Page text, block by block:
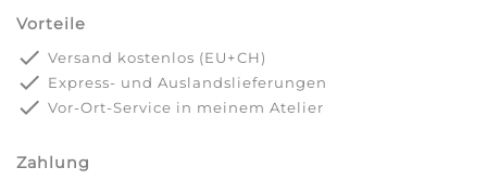
Vorteile
done Versand kostenlos (EU+CH)
done Express- und Auslandslieferungen
done Vor-Ort-Service in meinem Atelier
Zahlung